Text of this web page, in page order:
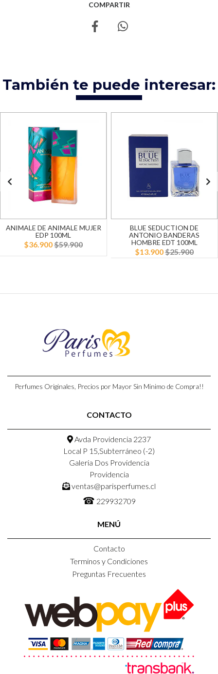
COMPARTIR
También te puede interesar:
ANIMALE DE ANIMALE MUJER
EDP 100ML
$36.900$59.900
BLUE SEDUCTION DE
ANTONIO BANDERAS
HOMBRE EDT 100ML
$13.900$25.900
Perfumes Originales, Precios por Mayor Sin Minimo de Compra!!
CONTACTO
Avda Providencia 2237
Local P 15,Subterráneo (-2)
Galeria Dos Providencia
Providencia
ventas@parisperfumes.cl
☎ 229932709
MENÚ
Contacto
Terminos y Condiciones
Preguntas Frecuentes